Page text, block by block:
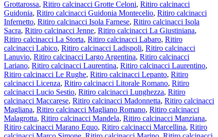
Grottarossa, Ritiro calcinacci Grotte Celoni, Ritiro calcinacci
Guidonia, Ritiro calcinacci Guidonia Montecelio, Ritiro calcinacci
Infernetto, Ritiro calcinacci Isola Farnese, Ritiro calcinacci Isola
Sacra, Ritiro calcinacci Jenne, Ritiro calcinacci La Giustiniana,
Ritiro calcinacci La Storta, Ritiro calcinacci Labaro, Ritiro
calcinacci Labico, Ritiro calcinacci Ladispoli, Ritiro calcinacci
Lanuvio, Ritiro calcinacci Largo Argentina, Ritiro calcinacci
Lariano, Ritiro calcinacci Laurentina, Ritiro calcinacci Laurentino,
Ritiro calcinacci Le Rughe, Ritiro calcinacci Lepanto, Ritiro
calcinacci Licenza, Ritiro calcinacci Litorale Romano, Ritiro
calcinacci Lucio Sestio, Ritiro calcinacci Lunghezza, Ritiro
calcinacci Maccarese, Ritiro calcinacci Madonnetta, Ritiro calcinacci
Magliana, Ritiro calcinacci Magliano Romano, Ritiro calcinacci
Malagrotta, Ritiro calcinacci Mandela, Ritiro calcinacci Manziana,
Ritiro calcinacci Marano Equo, Ritiro calcinacci Marcellina, Ritiro